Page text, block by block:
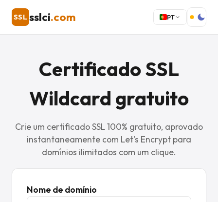
SSL sslci.com PT
Certificado SSL
Wildcard gratuito
Crie um certificado SSL 100% gratuito, aprovado
instantaneamente com Let's Encrypt para
domínios ilimitados com um clique.
Nome de domínio